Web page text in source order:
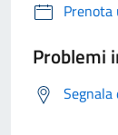
Problemi